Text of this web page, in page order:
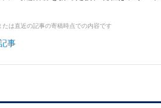
は直近の記事の寄稿時点での内容です
事